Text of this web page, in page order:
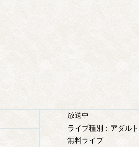
放送中
ライブ種別：アダルト
無料ライブ